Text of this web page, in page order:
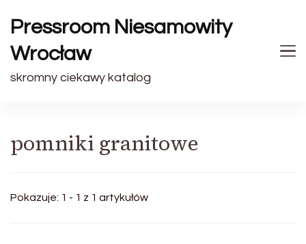
Pressroom Niesamowity
Wrocław
skromny ciekawy katalog
pomniki granitowe
Pokazuje: 1 - 1 z 1 artykułów